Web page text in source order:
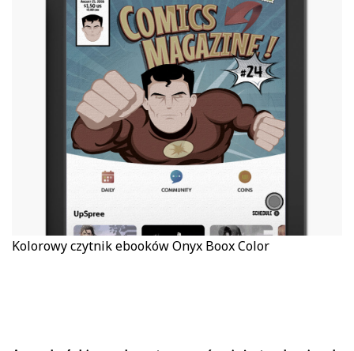
Kolorowy czytnik ebooków Onyx Boox Color